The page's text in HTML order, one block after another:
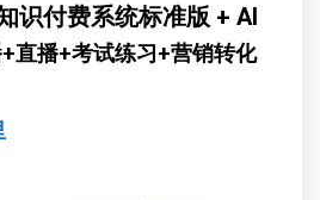
识付费系统标准版 + AI
直播+考试练习+营销转化